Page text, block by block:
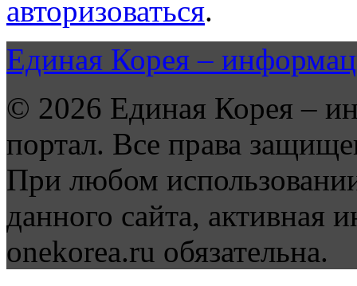
авторизоваться.
Единая Корея –
© 2026 Единая Корея –
портал. Все права
При любом
данного сайта, активная
onekorea.ru обязательна.